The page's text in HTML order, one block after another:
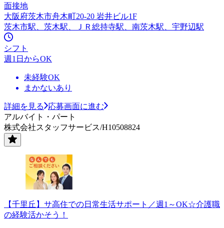
面接地
大阪府茨木市舟木町20-20 岩井ビル1F
茨木市駅、茨木駅、ＪＲ総持寺駅、南茨木駅、宇野辺駅
シフト
週1日からOK
未経験OK
まかないあり
詳細を見る
応募画面に進む
アルバイト・パート
株式会社スタッフサービス/H10508824
【千里丘】サ高住での日常生活サポート／週1～OK☆介護職
の経験活かそう！